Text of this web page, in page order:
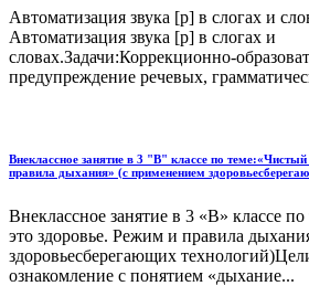
Автоматизация звука [р] в слогах и
Автоматизация звука [р] в слогах и
словах.Задачи:Коррекционно-
предупреждение речевых,
Внеклассное занятие в 3 "В" классе по
правила дыхания» (с применением
Внеклассное занятие в 3 «В» классе
это здоровье. Режим и правила
здоровьесберегающих
ознакомление с понятием «дыхание...